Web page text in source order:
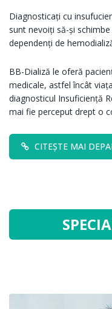
Diagnosticați cu
sunt nevoiți să-și
dependenți de
BB-Dializă le oferă
medicale, astfel încât
diagnosticul Insuficiență
mai fie perceput drept o
CITEȘTE MAI